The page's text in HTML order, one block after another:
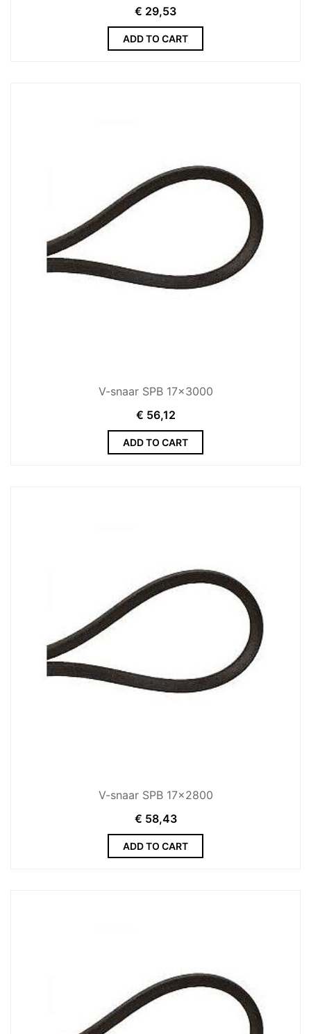
€ 29,53
ADD TO CART
V-snaar SPB 17x3000
€ 56,12
ADD TO CART
V-snaar SPB 17x2800
€ 58,43
ADD TO CART